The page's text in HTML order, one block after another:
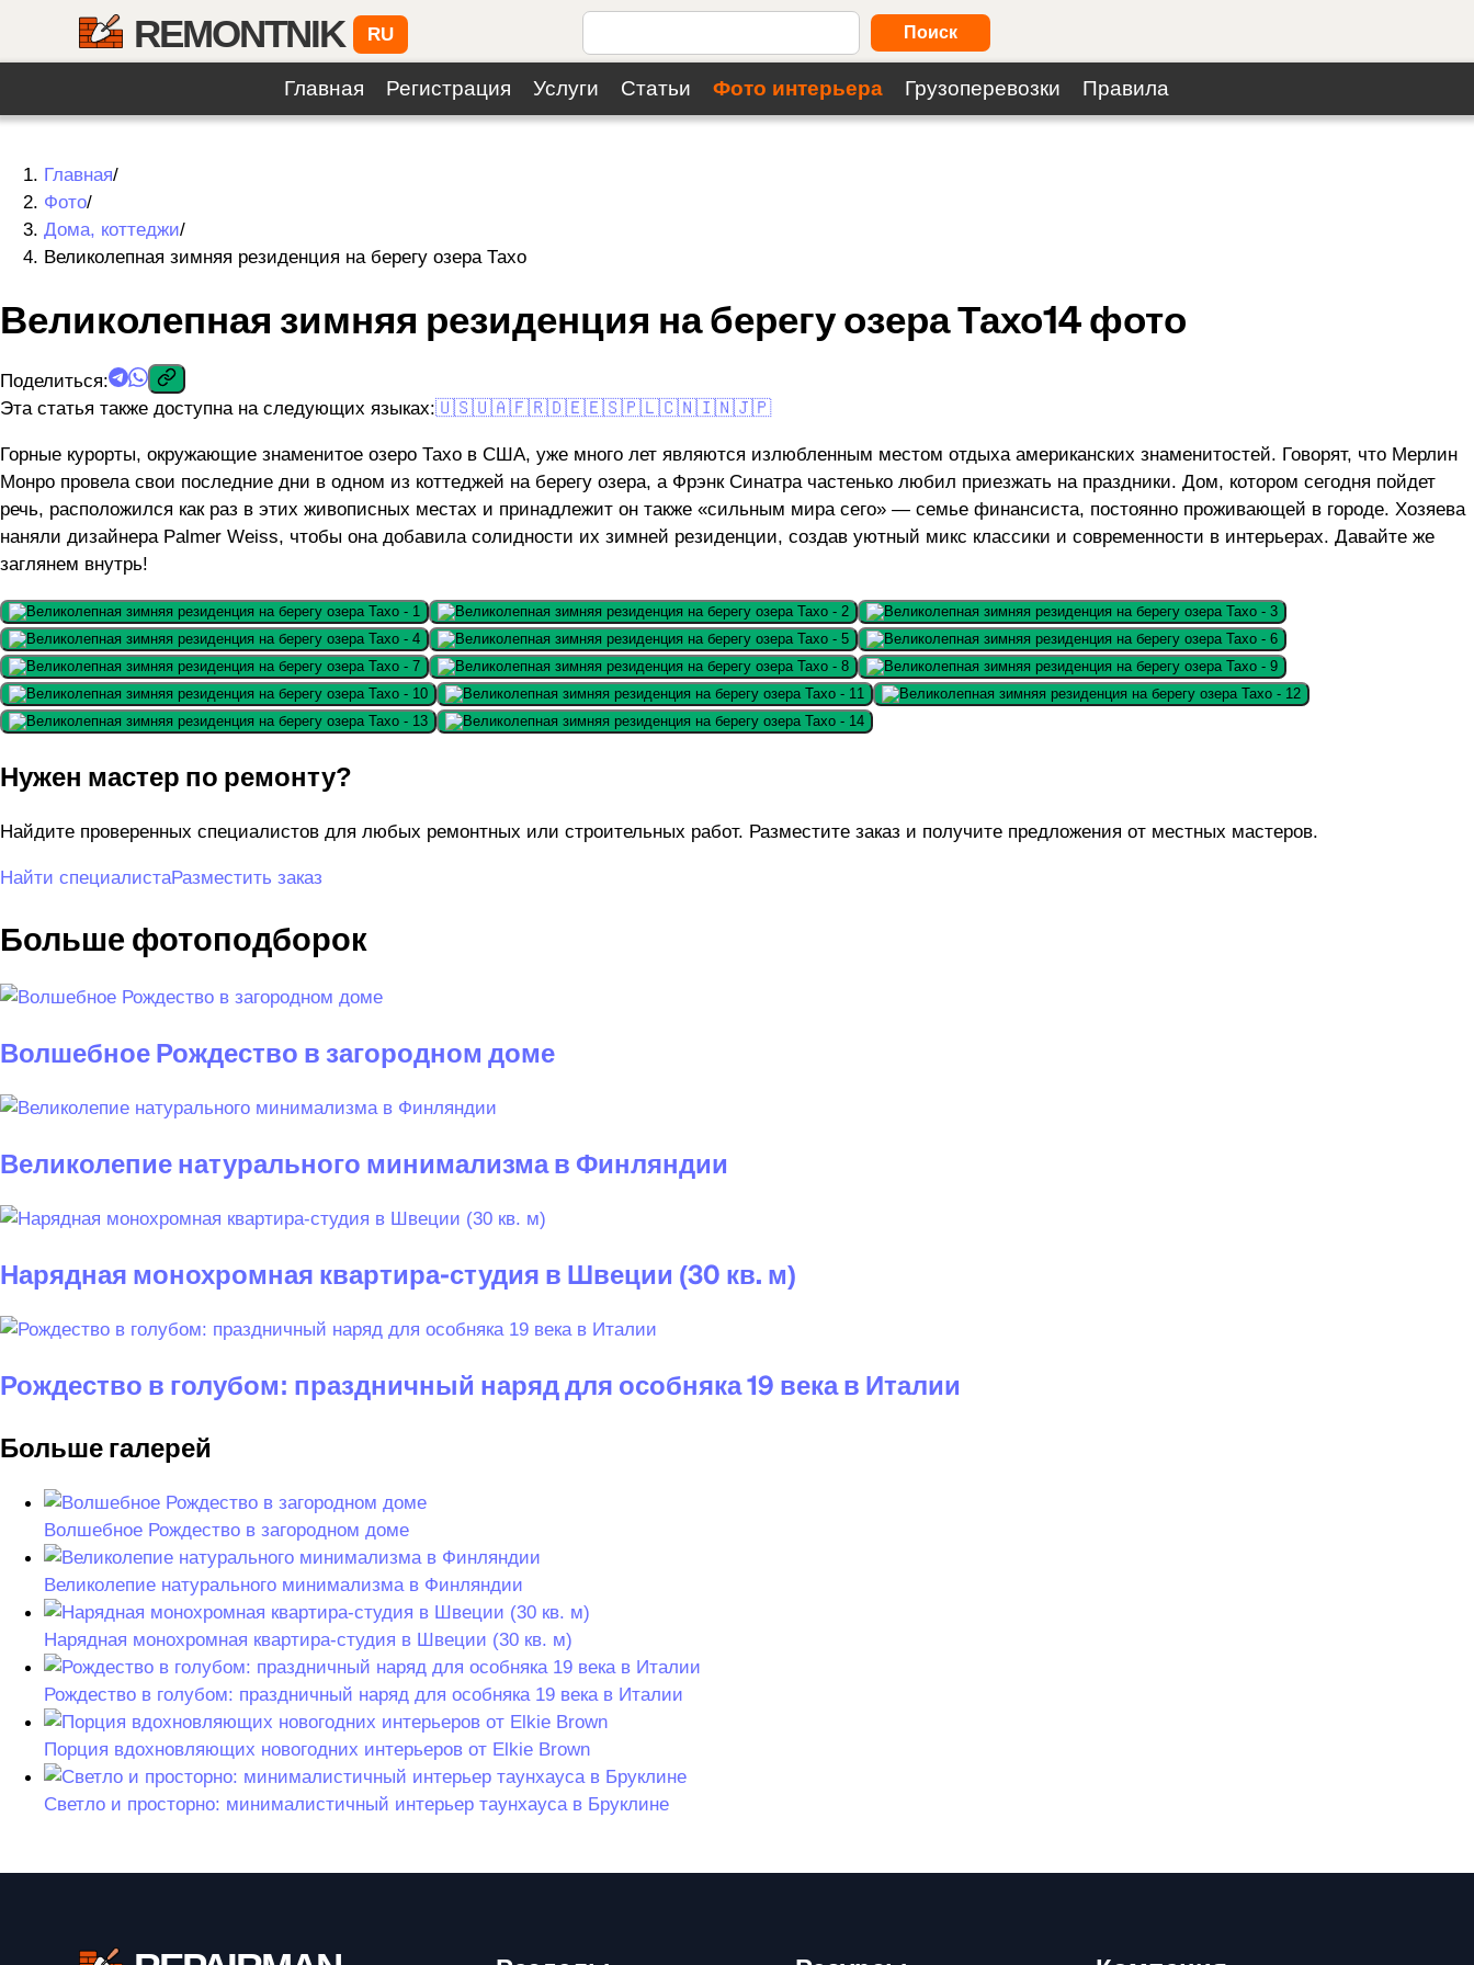
REMONTNIK RU Поиск
Главная Регистрация Услуги Статьи Фото интерьера Грузоперевозки Правила
Главная/
Фото/
Дома, коттеджи/
Великолепная зимняя резиденция на берегу озера Тахо
Великолепная зимняя резиденция на берегу озера Тахо14фото
Поделиться:
Эта статья также доступна на следующих языках:🇺🇸🇺🇦🇫🇷🇩🇪🇪🇸🇵🇱🇨🇳🇮🇳🇯🇵
Горные курорты, окружающие знаменитое озеро Тахо в США, уже много лет являются излюбленным местом отдыха американских знаменитостей. Говорят, что Мерлин
Монро провела свои последние дни в одном из коттеджей на берегу озера, а Фрэнк Синатра частенько любил приезжать на праздники. Дом, котором сегодня пойдет
речь, расположился как раз в этих живописных местах и принадлежит он также «сильным мира сего» — семье финансиста, постоянно проживающей в городе. Хозяева
наняли дизайнера Palmer Weiss, чтобы она добавила солидности их зимней резиденции, создав уютный микс классики и современности в интерьерах. Давайте же
заглянем внутрь!
Нужен мастер по ремонту?
Найдите проверенных специалистов для любых ремонтных или строительных работ. Разместите заказ и получите предложения от местных мастеров.
Найти специалистаРазместить заказ
Больше фотоподборок
Волшебное Рождество в загородном доме
Великолепие натурального минимализма в Финляндии
Нарядная монохромная квартира-студия в Швеции (30 кв. м)
Рождество в голубом: праздничный наряд для особняка 19 века в Италии
Больше галерей
Волшебное Рождество в загородном доме
Великолепие натурального минимализма в Финляндии
Нарядная монохромная квартира-студия в Швеции (30 кв. м)
Рождество в голубом: праздничный наряд для особняка 19 века в Италии
Порция вдохновляющих новогодних интерьеров от Elkie Brown
Светло и просторно: минималистичный интерьер таунхауса в Бруклине